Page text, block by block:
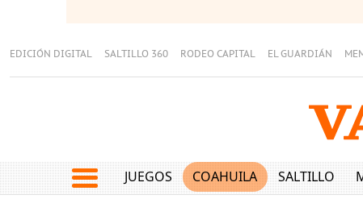
EDICIÓN DIGITAL SALTILLO 360 RODEO CAPITAL EL GUARDIÁN
JUEGOS COAHUILA SALTILLO